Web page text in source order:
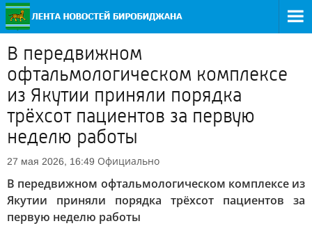
В передвижном
офтальмологическом комплексе
из Якутии приняли порядка
трёхсот пациентов за первую
неделю работы
27 мая 2026, 16:49 Официально
В передвижном офтальмологическом комплексе из
Якутии приняли порядка трёхсот пациентов за
первую неделю работы